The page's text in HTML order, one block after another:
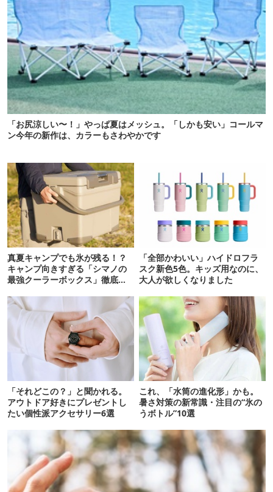
「お尻涼しい〜！」やっぱ夏はメッシュ。「しかも安い」コールマ
ン今年の新作は、カラーもさわやかです
真夏キャンプでも氷が残る！？
キャンプ向きすぎる「シマノの
最強クーラーボックス」徹底解
「全部かわいい」ハイドロフラ
スク新色5色。キッズ用なのに、
大人が欲しくなりました
「それどこの？」と聞かれる。
アウトドア好きにプレゼントし
たい個性派アクセサリー6選
これ、「水筒の進化形」かも。
暑さ対策の新常識・注目の“氷の
うボトル”10選